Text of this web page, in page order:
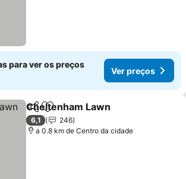
para ver os preços
Ver preços
PartilharAdicionar aos favoritos
Cheltenham Lawn
6,1
246
a 0.8 km de Centro da cidade